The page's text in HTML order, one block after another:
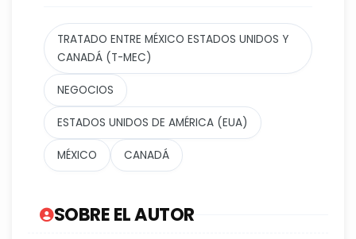
TRATADO ENTRE MÉXICO ESTADOS UNIDOS Y
CANADÁ (T-MEC)
NEGOCIOS
ESTADOS UNIDOS DE AMÉRICA (EUA)
MÉXICO CANADÁ
SOBRE EL AUTOR